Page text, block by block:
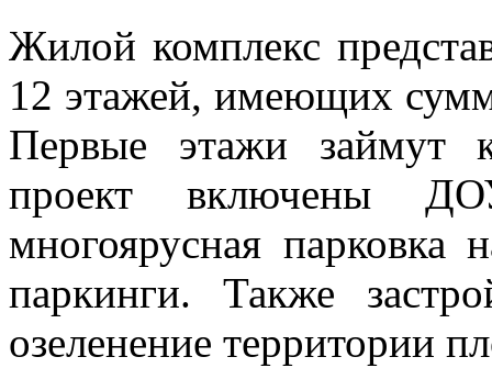
Жилой комплекс
12 этажей, имеющих
Первые этажи займут
проект включены
многоярусная парковка
паркинги. Также
озеленение территории